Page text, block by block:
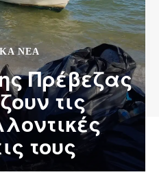
ΝΈΑ
Πρέβεζας
τις
τους